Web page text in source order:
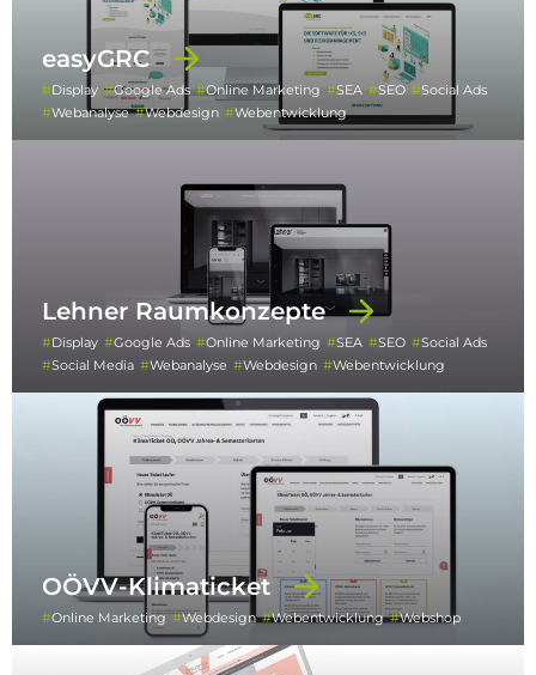
easyGRC
Display Google Ads Online Marketing SEA SEO
Social Ads
Webanalyse
Webdesign Webentwicklung
Lehner Raumkonzepte
Display Google Ads Online Marketing SEA SEO
Social Ads
Social Media
Webanalyse Webdesign Webentwicklung
OÖVV-Klimaticket
Online Marketing Webdesign Webentwicklung Webshop